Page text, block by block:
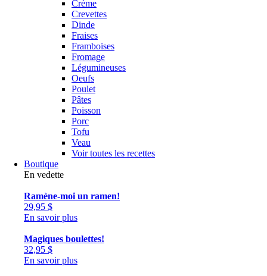
Crème
Crevettes
Dinde
Fraises
Framboises
Fromage
Légumineuses
Oeufs
Poulet
Pâtes
Poisson
Porc
Tofu
Veau
Voir toutes les recettes
Boutique
En vedette
Ramène-moi un ramen!
29,95 $
En savoir plus
Magiques boulettes!
32,95 $
En savoir plus